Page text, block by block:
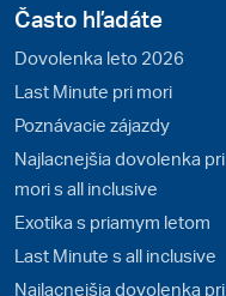
Často hľadáte
Dovolenka leto 2026
Last Minute pri mori
Poznávacie zájazdy
Najlacnejšia dovolenka pri
mori s all inclusive
Exotika s priamym letom
Last Minute s all inclusive
Najlacnejšia dovolenka pri